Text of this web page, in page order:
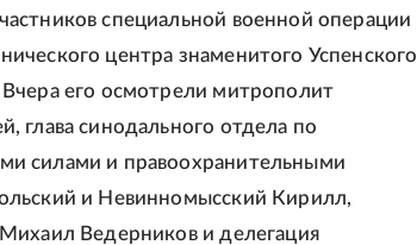
специальной военной операции
центра знаменитого Успенского
его осмотрели митрополит
глава синодального отдела по
силами и правоохранительными
и Невинномысский Кирилл,
Ведерников и делегация